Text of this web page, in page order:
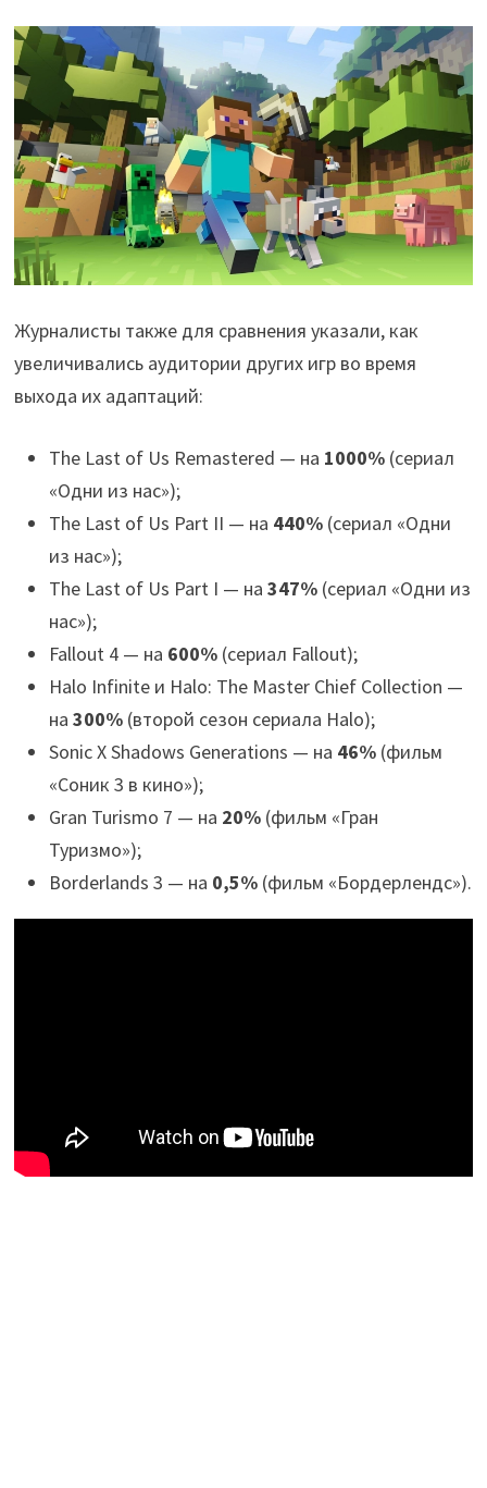
Журналисты также для сравнения указали, как
увеличивались аудитории других игр во время
выхода их адаптаций:
The Last of Us Remastered — на 1000%(сериал
«Одни из нас»);
The Last of Us Part II — на 440%(сериал «Одни
из нас»);
The Last of Us Part I — на 347%(сериал «Одни из
нас»);
Fallout 4 — на 600%(сериал Fallout);
Halo Infinite и Halo: The Master Chief Collection —
на 300%(второй сезон сериала Halo);
Sonic X Shadows Generations — на 46%(фильм
«Соник 3 в кино»);
Gran Turismo 7 — на 20%(фильм «Гран
Туризмо»);
Borderlands 3 — на 0,5%(фильм «Бордерлендс»).